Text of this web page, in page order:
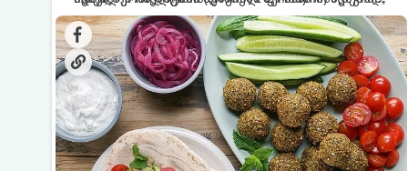
სალათებთან ერთად ან ტახინის (სესამის)
სოუსთან მირთმევისთვის.
იდეალურად შეინარჩუნოს და არ დაიშალოს.
დრო: 10–15 წუთი ულუფა: 20–24 ცალი ბურთულა
(4–6 პორცია)